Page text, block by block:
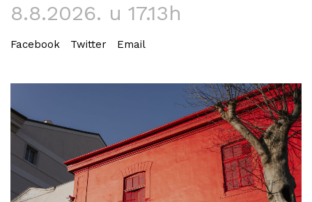
8.8.2026. u 17.13h
Facebook Twitter Email